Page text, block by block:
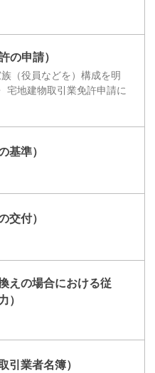
の申請）
（役員などを）構成を明
宅地建物取引業免許申請に
基準）
交付）
えの場合における従
）
引業者名簿）